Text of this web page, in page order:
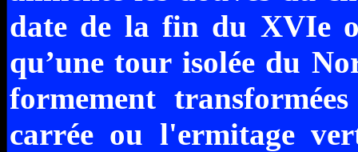
date de la fin du XVIe
qu’une tour isolée du
formement
carrée ou l'ermitage